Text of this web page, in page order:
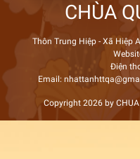
CHÙA
Thôn Trung Hiệp - Xã Hiệp
Điện
Email:
Copyright 2026 by